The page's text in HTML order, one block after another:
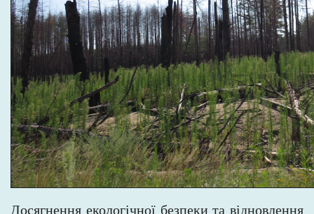
Досягнення екологічної безпеки та відновлення